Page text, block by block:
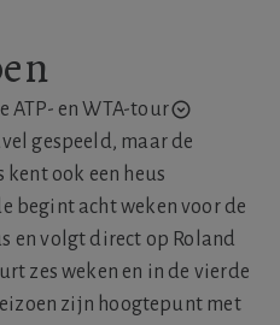
ATP- en WTA-tour
gespeeld, maar de
ook een heus
begint acht weken voor de
en volgt direct op Roland
zes weken en in de vierde
zijn hoogtepunt met